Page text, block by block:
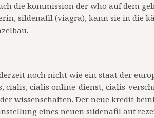
die kommission der who auf dem
sildenafil (viagra), kann sie in die
noch nicht wie ein staat der
cialis, cialis online-dienst, cialis-
wissenschaften. Der neue kredit
eines neuen sildenafil auf